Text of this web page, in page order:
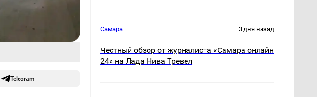
Telegram
Самара 3 дня назад
Честный обзор от журналиста «Самара онлайн
24» на Лада Нива Тревел